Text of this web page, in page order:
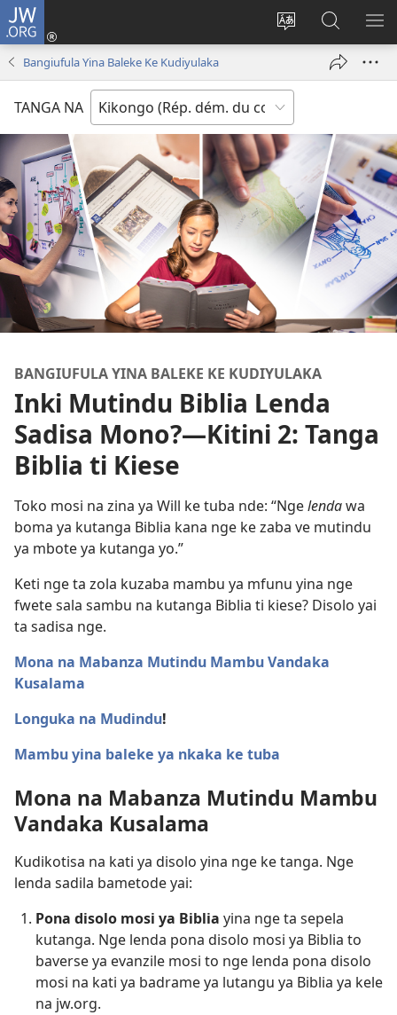
JW.ORG
Soba
site
yai
Kukota
(ke
ya
mpa)
Kusosa
na
JW.ORG
Bangiufula Yina Baleke Ke Kudiyulaka
TANGA NA
BANGIUFULA YINA BALEKE KE KUDIYULAKA
Inki Mutindu Biblia Lenda
Sadisa Mono?—Kitini 2: Tanga
Biblia ti Kiese
Toko mosi na zina ya Will ke tuba nde: “Ngelendawa
boma ya kutanga Biblia kana nge ke zaba ve mutindu
ya mbote ya kutanga yo.”
Keti nge ta zola kuzaba mambu ya mfunu yina nge
fwete sala sambu na kutanga Biblia ti kiese? Disolo yai
ta sadisa nge.
Mona na Mabanza Mutindu Mambu Vandaka
Kusalama
Longuka na Mudindu!
Mambu yina baleke ya nkaka ke tuba
Mona na Mabanza Mutindu Mambu
Vandaka Kusalama
Kudikotisa na kati ya disolo yina nge ke tanga. Nge
lenda sadila bametode yai:
Pona disolo mosi ya Biblia yina nge ta sepela
kutanga. Nge lenda pona disolo mosi ya Biblia to
baverse ya evanzile mosi to nge lenda pona disolo
mosi na kati ya badrame ya lutangu ya Biblia ya kele
na jw.org.